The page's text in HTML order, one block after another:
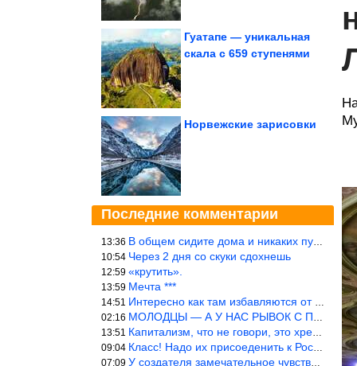
Гуатапе — уникальная
скала с 659 ступенями
Норвежские зарисовки
Последние комментарии
13:36 В общем сидите дома и никаких путешествий А самая грязная в от
10:54 Через 2 дня со скуки сдохнешь
12:59 «крутить».
13:59 Мечта ***
14:51 Интересно как там избавляются от физиологических и прочих отходо
02:16 МОЛОДЦЫ — А У НАС РЫВОК С ПРОРЫВОМ В ТРУБУ
13:51 Капитализм, что не говори, это хреново (((
09:04 Класс! Надо их присоеденить к России!
07:09 У создателя замечательное чувство юмора! ))